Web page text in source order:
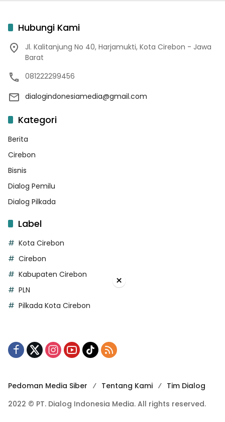
Hubungi Kami
Jl. Kalitanjung No 40, Harjamukti, Kota Cirebon - Jawa
Barat
081222299456
dialogindonesiamedia@gmail.com
Kategori
Berita
Cirebon
Bisnis
Dialog Pemilu
Dialog Pilkada
Label
Kota Cirebon
Cirebon
Kabupaten Cirebon
PLN
Pilkada Kota Cirebon
Pedoman Media Siber Tentang Kami
Tim Dialog
2022 © PT. Dialog Indonesia Media. All rights reserved.
×